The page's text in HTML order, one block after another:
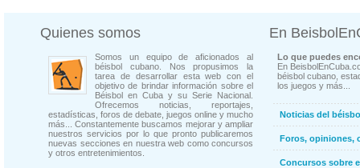
Quienes somos
Somos un equipo de aficionados al
béisbol cubano. Nos propusimos la
tarea de desarrollar esta web con el
objetivo de brindar información sobre el
Béisbol en Cuba y su Serie Nacional.
Ofrecemos noticias, reportajes,
estadísticas, foros de debate, juegos online y mucho
más... Constantemente buscamos mejorar y ampliar
nuestros servicios por lo que pronto publicaremos
nuevas secciones en nuestra web como concursos
y otros entretenimientos.
En
Lo que puedes
En
béisbol cubano,
los juegos y más...
Noticias del
Foros, opiniones,
Concursos sobre